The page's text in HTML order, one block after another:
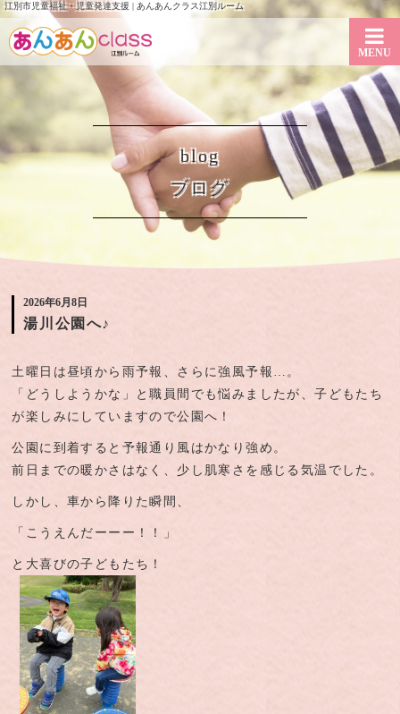
江別市児童福祉・児童発達支援 | あんあんクラス江別ルーム
blog
ブログ
MENU
2026年6月8日
湯川公園へ♪
土曜日は昼頃から雨予報、さらに強風予報…。
「どうしようかな」と職員間でも悩みましたが、子どもたち
が楽しみにしていますので公園へ！
公園に到着すると予報通り風はかなり強め。
前日までの暖かさはなく、少し肌寒さを感じる気温でした。
しかし、車から降りた瞬間、
「こうえんだーーー！！」
と大喜びの子どもたち！